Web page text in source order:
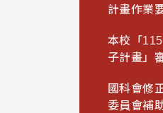
計畫作業
本校「
子計畫」
國科會修
委員會補